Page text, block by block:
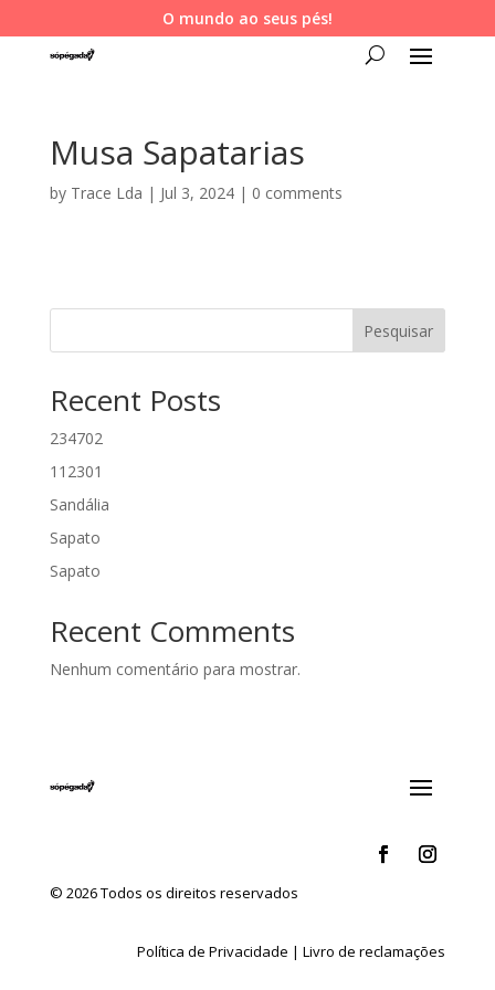
O mundo ao seus pés!
Musa Sapatarias
by Trace Lda | Jul 3, 2024| 0 comments
Pesquisar
Recent Posts
234702
112301
Sandália
Sapato
Sapato
Recent Comments
Nenhum comentário para mostrar.
© 2026 Todos os direitos reservados
Política de Privacidade |Livro de reclamações